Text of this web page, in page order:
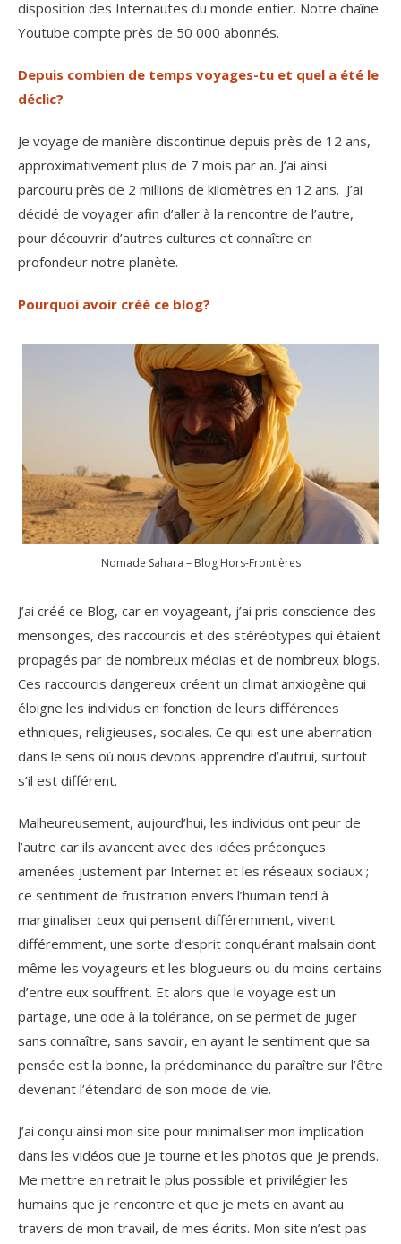
disposition des Internautes du monde entier. Notre chaîne
Youtube compte près de 50 000 abonnés.
Depuis combien de temps voyages-tu et quel a été le
déclic?
Je voyage de manière discontinue depuis près de 12 ans,
approximativement plus de 7 mois par an. J’ai ainsi
parcouru près de 2 millions de kilomètres en 12 ans. J’ai
décidé de voyager afin d’aller à la rencontre de l’autre,
pour découvrir d’autres cultures et connaître en
profondeur notre planète.
Pourquoi avoir créé ce blog?
Nomade Sahara – Blog Hors-Frontières
J’ai créé ce Blog, car en voyageant, j’ai pris conscience des
mensonges, des raccourcis et des stéréotypes qui étaient
propagés par de nombreux médias et de nombreux blogs.
Ces raccourcis dangereux créent un climat anxiogène qui
éloigne les individus en fonction de leurs différences
ethniques, religieuses, sociales. Ce qui est une aberration
dans le sens où nous devons apprendre d’autrui, surtout
s’il est différent.
Malheureusement, aujourd’hui, les individus ont peur de
l’autre car ils avancent avec des idées préconçues
amenées justement par Internet et les réseaux sociaux ;
ce sentiment de frustration envers l’humain tend à
marginaliser ceux qui pensent différemment, vivent
différemment, une sorte d’esprit conquérant malsain dont
même les voyageurs et les blogueurs ou du moins certains
d’entre eux souffrent. Et alors que le voyage est un
partage, une ode à la tolérance, on se permet de juger
sans connaître, sans savoir, en ayant le sentiment que sa
pensée est la bonne, la prédominance du paraître sur l’être
devenant l’étendard de son mode de vie.
J’ai conçu ainsi mon site pour minimaliser mon implication
dans les vidéos que je tourne et les photos que je prends.
Me mettre en retrait le plus possible et privilégier les
humains que je rencontre et que je mets en avant au
travers de mon travail, de mes écrits. Mon site n’est pas